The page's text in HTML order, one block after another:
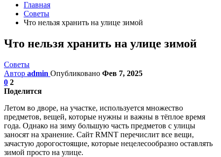
Главная
Советы
Что нельзя хранить на улице зимой
Что нельзя хранить на улице зимой
Советы
Автор admin Опубликовано Фев 7, 2025
0 2
Поделится
Летом во дворе, на участке, используется множество
предметов, вещей, которые нужны и важны в тёплое время
года. Однако на зиму большую часть предметов с улицы
заносят на хранение. Сайт RMNT перечислит все вещи,
зачастую дорогостоящие, которые нецелесообразно оставлять
зимой просто на улице.